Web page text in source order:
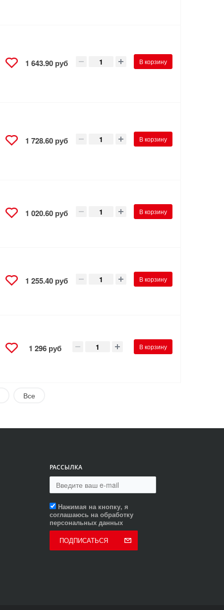
1 643.90 руб В корзину
1 728.60 руб В корзину
1 020.60 руб В корзину
1 255.40 руб В корзину
1 296 руб В корзину
Все
РАССЫЛКА
Нажимая на кнопку, я
соглашаюсь на обработку
персональных данных
ПОДПИСАТЬСЯ